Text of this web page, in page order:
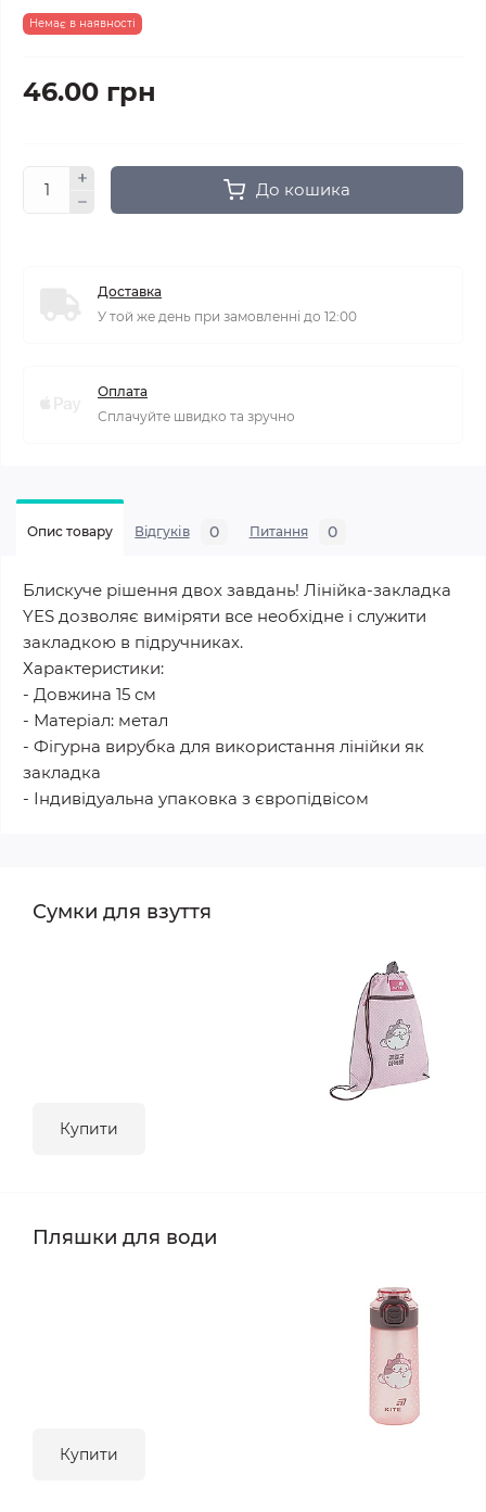
Немає в наявності
46.00 грн
До кошика
Доставка
У той же день при замовленні до 12:00
Оплата
Сплачуйте швидко та зручно
Опис товару Відгуків 0 Питання 0
Блискуче рішення двох завдань! Лінійка-закладка
YES дозволяє виміряти все необхідне і служити
закладкою в підручниках.
Характеристики:
- Довжина 15 см
- Матеріал: метал
- Фігурна вирубка для використання лінійки як
закладка
- Індивідуальна упаковка з європідвісом
Сумки для взуття
Купити
Пляшки для води
Купити